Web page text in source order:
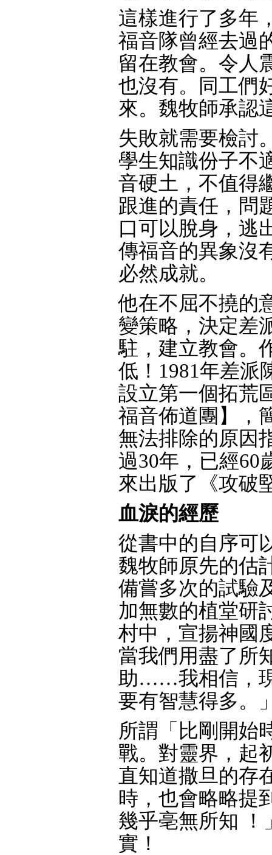
這樣進行了多年
福音隊曾經去過
留在教會。令人
也沒有。同工們
來。魏牧師承認
失敗就需要檢討
學生知識份子不
音硬土，不值得
跟進的責任，
口可以脫身，逃
傳福音的異象沒
必然成就。
他在不屈不撓的
變策略，決定差
駐，建立教會。
低！1981年差派
設立第一個拓荒
福音佈道團】，
無法排除的原因
過30年，已經60
來出版了《攻破
血淚的經歷
從書中的自序可
魏牧師原先的估
備嘗多次的試驗
加無數的植堂研
村中，宣揚神
當我們用盡了所
助……我相信，
要有智慧得多。
所謂「比剛開始
戰。對靈界，起
直知道撒旦的存
時，也會略略提
幾乎亳無所知 ！
實！